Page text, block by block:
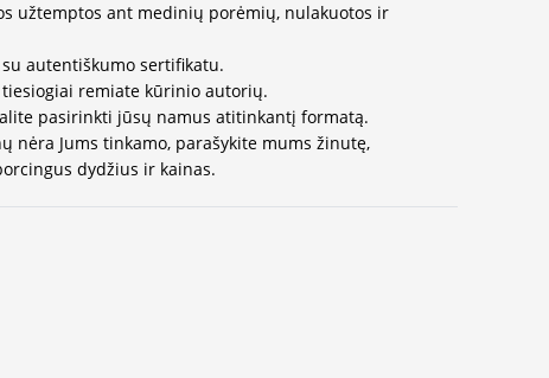
užtemptos ant medinių porėmių, nulakuotos ir
autentiškumo sertifikatu.
remiate kūrinio autorių.
pasirinkti jūsų namus atitinkantį formatą.
nėra Jums tinkamo, parašykite mums žinutę,
dydžius ir kainas.